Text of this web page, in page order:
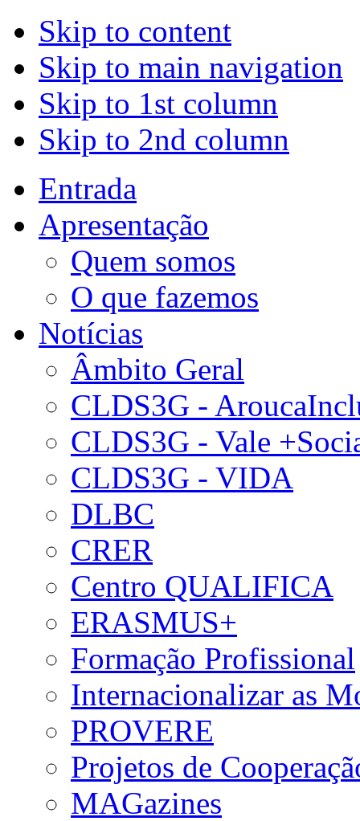
Skip to content
Skip to main navigation
Skip to 1st column
Skip to 2nd column
Entrada
Apresentação
Quem somos
O que fazemos
Notícias
Âmbito Geral
CLDS3G -
CLDS3G - Vale
CLDS3G - VIDA
DLBC
CRER
Centro QUALIFICA
ERASMUS+
Formação Profissional
Internacionalizar as
PROVERE
Projetos de
MAGazines